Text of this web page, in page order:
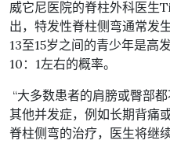
威它尼医院的脊柱外科医
出，特发性脊柱侧弯通常发
13至15岁之间的青少年是高
10：1左右的概率。
“大多数患者的肩膀或臀部
其他并发症，例如长期背痛
脊柱侧弯的治疗，医生将继